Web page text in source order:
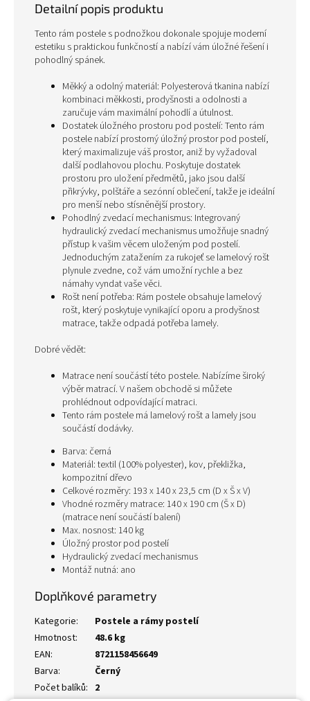
Detailní popis produktu
Tento rám postele s podnožkou dokonale spojuje moderní
estetiku s praktickou funkčností a nabízí vám úložné řešení i
pohodlný spánek.
Měkký a odolný materiál: Polyesterová tkanina nabízí
kombinaci měkkosti, prodyšnosti a odolnosti a
zaručuje vám maximální pohodlí a útulnost.
Dostatek úložného prostoru pod postelí: Tento rám
postele nabízí prostorný úložný prostor pod postelí,
který maximalizuje váš prostor, aniž by vyžadoval
další podlahovou plochu. Poskytuje dostatek
prostoru pro uložení předmětů, jako jsou další
přikrývky, polštáře a sezónní oblečení, takže je ideální
pro menší nebo stísněnější prostory.
Pohodlný zvedací mechanismus: Integrovaný
hydraulický zvedací mechanismus umožňuje snadný
přístup k vašim věcem uloženým pod postelí.
Jednoduchým zatažením za rukojeť se lamelový rošt
plynule zvedne, což vám umožní rychle a bez
námahy vyndat vaše věci.
Rošt není potřeba: Rám postele obsahuje lamelový
rošt, který poskytuje vynikající oporu a prodyšnost
matrace, takže odpadá potřeba lamely.
Dobré vědět:
Matrace není součástí této postele. Nabízíme široký
výběr matrací. V našem obchodě si můžete
prohlédnout odpovídající matraci.
Tento rám postele má lamelový rošt a lamely jsou
součástí dodávky.
Barva: černá
Materiál: textil (100% polyester), kov, překližka,
kompozitní dřevo
Celkové rozměry: 193 x 140 x 23,5 cm (D x Š x V)
Vhodné rozměry matrace: 140 x 190 cm (Š x D)
(matrace není součástí balení)
Max. nosnost: 140 kg
Úložný prostor pod postelí
Hydraulický zvedací mechanismus
Montáž nutná: ano
Doplňkové parametry
Kategorie:
Postele a rámy postelí
Hmotnost:
48.6 kg
EAN:
8721158456649
Barva:
Černý
Počet balíků: 2